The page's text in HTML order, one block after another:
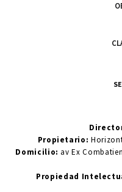
Propietario:
Domicilio: av Ex
Propiedad